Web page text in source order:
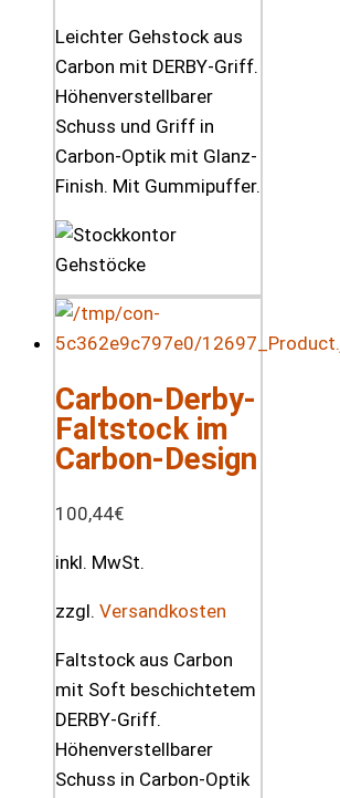
Leichter Gehstock aus
Carbon mit DERBY-Griff.
Höhenverstellbarer
Schuss und Griff in
Carbon-Optik mit Glanz-
Finish. Mit Gummipuffer.
Carbon-Derby-
Faltstock im
Carbon-Design
100,44€
inkl. MwSt.
zzgl. Versandkosten
Faltstock aus Carbon
mit Soft beschichtetem
DERBY-Griff.
Höhenverstellbarer
Schuss in Carbon-Optik